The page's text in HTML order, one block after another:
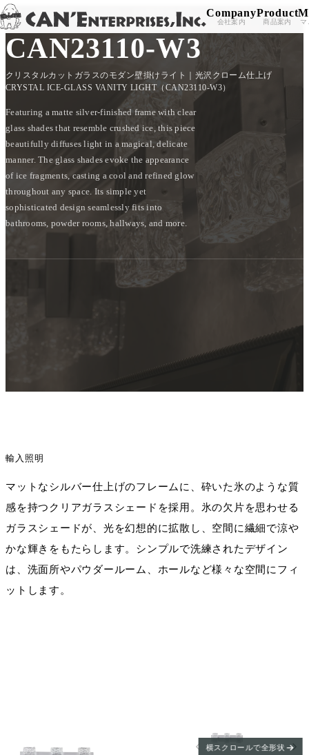
Skip to content Company
会社案内
Product
商品案内 マ
TOP / PRODUCT / CAN23110-W3
CAN23110-W3
クリスタルカットガラスのモダン壁掛けライト｜光沢クローム仕上げ
CRYSTAL ICE-GLASS VANITY LIGHT（CAN23110-W3）
Featuring a matte silver-finished frame with clear
glass shades that resemble crushed ice, this piece
beautifully diffuses light in a magical, delicate
manner. The glass shades evoke the appearance
of ice fragments, casting a cool and refined glow
throughout any space. Its simple yet
sophisticated design seamlessly fits into
bathrooms, powder rooms, hallways, and more.
輸入照明
マットなシルバー仕上げのフレームに、砕いた氷のような質
感を持つクリアガラスシェードを採用。氷の欠片を思わせる
ガラスシェードが、光を幻想的に拡散し、空間に繊細で涼や
かな輝きをもたらします。シンプルで洗練されたデザイン
は、洗面所やパウダールーム、ホールなど様々な空間にフィ
ットします。
横スクロールで全形状